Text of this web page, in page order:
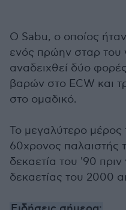
Ο Sabu, ο οποίος
ενός πρώην σταρ του
αναδειχθεί δύο
βαρών στο ECW και
στο ομαδικό.
Το μεγαλύτερο μέρος
60χρονος παλαιστής
δεκαετία του '90
δεκαετίας του 2000